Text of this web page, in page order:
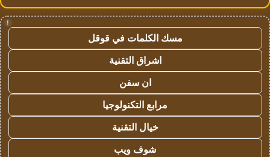
!
مسك الكلمات في قوقل
اشراق التقنية
ان سفن
مرابع التكنولوجيا
خيال التقنية
شوف ويب